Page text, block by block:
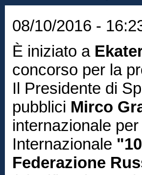
08/10/2016 -
È iniziato a
concorso per la
Il Presidente di
pubblici Mirco
internazionale per
Internazionale
Federazione